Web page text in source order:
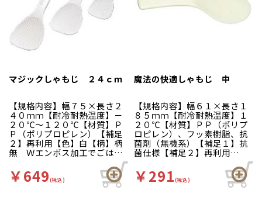
マジックしゃもじ ２４ｃｍ
【規格内容】幅７５×長さ２
４０ｍｍ【耐冷耐熱温度】－
２０℃～１２０℃【材質】Ｐ
Ｐ（ポリプロピレン）【補足
２】再利用【色】白【柄】柄
無 Ｗエンボス加工でごはん
がくっつきにくいしゃもじで
す。すくい部の表面に多数の
特殊微細な凹凸部を形成する
ことにより、ご飯を付着しに
￥649(税込)
魔法の快適しゃもじ 中
【規格内容】幅６１×長さ１
８５ｍｍ【耐冷耐熱温度】１
２０℃【材質】ＰＰ（ポリプ
ロピレン）、フッ素樹脂、抗
菌剤（無機系）【補足１】抗
菌仕様【補足２】再利用
【色】白黄【柄】柄無 フッ
素・抗菌加工で清潔・安心で
す！ミゾが直線だから、サッ
となでるだけで洗いが簡
￥291(税込)